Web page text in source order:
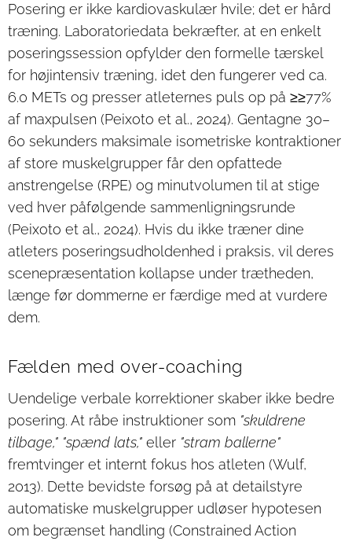
Posering er ikke kardiovaskulær hvile; det er hård
træning. Laboratoriedata bekræfter, at en enkelt
poseringssession opfylder den formelle tærskel
for højintensiv træning, idet den fungerer ved ca.
6.0 METs og presser atleternes puls op på ≥≥77%
af maxpulsen (Peixoto et al., 2024). Gentagne 30–
60 sekunders maksimale isometriske kontraktioner
af store muskelgrupper får den opfattede
anstrengelse (RPE) og minutvolumen til at stige
ved hver påfølgende sammenligningsrunde
(Peixoto et al., 2024). Hvis du ikke træner dine
atleters poseringsudholdenhed i praksis, vil deres
scenepræsentation kollapse under trætheden,
længe før dommerne er færdige med at vurdere
dem.
Fælden med over-coaching
Uendelige verbale korrektioner skaber ikke bedre
posering. At råbe instruktioner som "skuldrene
tilbage," "spænd lats," eller "stram ballerne"
fremtvinger et internt fokus hos atleten (Wulf,
2013). Dette bevidste forsøg på at detailstyre
automatiske muskelgrupper udløser hypotesen
om begrænset handling (Constrained Action